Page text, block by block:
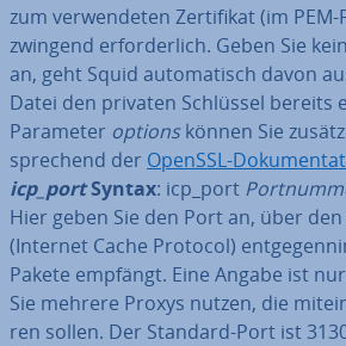
zum ver­wen­de­ten Zer­ti­fi­kat (im
zwingend er­for­der­lich. Geben Sie
an, geht Squid au­to­ma­tisch davon
Datei den privaten Schlüssel bereits
Parameter optionskönnen Sie
spre­chend der OpenSSL-
icp_portSyntax: icp_port
Hier geben Sie den Port an, über
(Internet Cache Protocol)
Pakete empfängt. Eine Angabe ist
Sie mehrere Proxys nutzen, die
ren sollen. Der Standard-Port ist